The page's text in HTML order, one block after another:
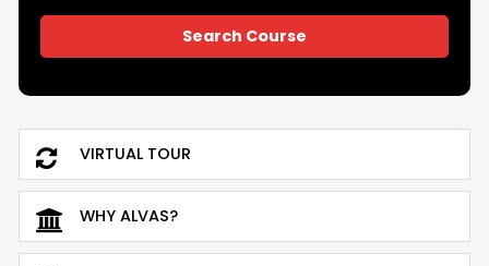
VIRTUAL TOUR
WHY ALVAS?